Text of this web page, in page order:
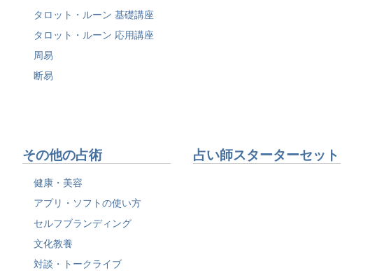
タロット・ルーン 基礎講座
タロット・ルーン 応用講座
周易
断易
その他の占術
健康・美容
アプリ・ソフトの使い方
セルフブランディング
文化教養
対談・トークライブ
占い師スターターセット